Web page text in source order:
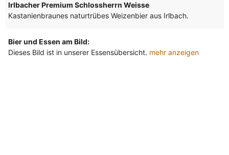
Irlbacher Premium Schlossherrn Weisse
Kastanienbraunes naturtrübes Weizenbier aus Irlbach.
Bier und Essen am Bild:
Dieses Bild ist in unserer Essensübersicht. mehr anzeigen